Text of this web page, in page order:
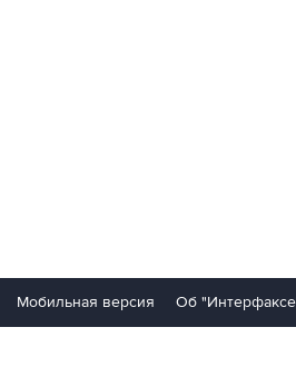
Мобильная версия Об